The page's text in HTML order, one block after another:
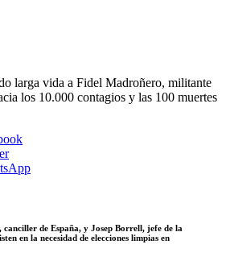
larga vida a Fidel Madroñero, militante
los 10.000 contagios y las 100 muertes
de España, y Josep Borrell, jefe de la
en la necesidad de elecciones limpias en